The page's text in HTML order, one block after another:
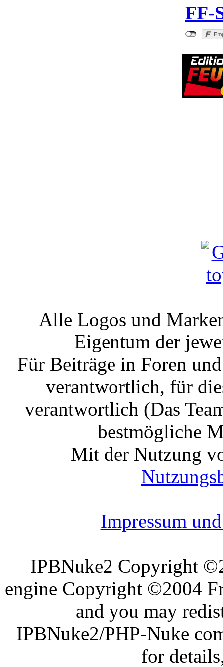
FF-
Alle Logos und
Eigentum der
Für Beiträge in Foren
verantwortlich, für
verantwortlich (Das
bestmögliche
Mit der Nutzung
Impressum
IPBNuke2 Copyright
engine Copyright ©2004
and you may
IPBNuke2/PHP-Nuke
for